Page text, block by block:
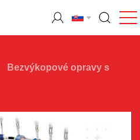
Bezvýkopové opravy s